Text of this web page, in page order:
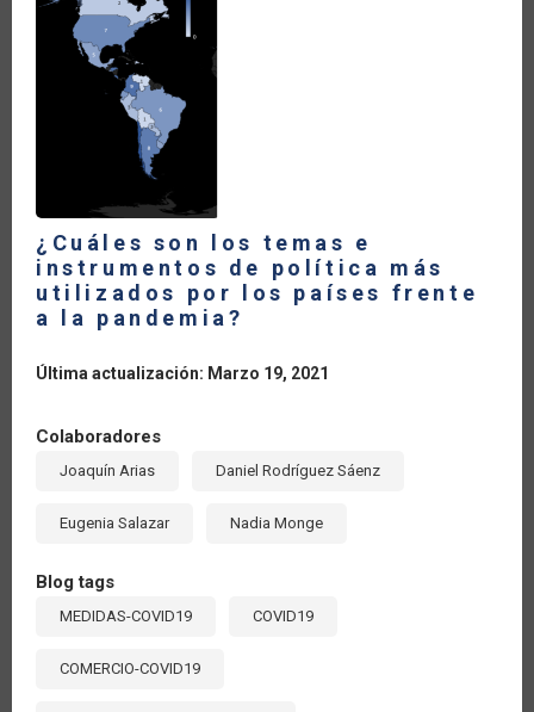
PERÚ
¿Cuáles son los temas e
instrumentos de política más
utilizados por los países frente
a la pandemia?
Última actualización: Marzo 19, 2021
Colaboradores
Joaquín Arias Daniel Rodríguez Sáenz
Eugenia Salazar Nadia Monge
Blog tags
MEDIDAS-COVID19 COVID19
COMERCIO-COVID19